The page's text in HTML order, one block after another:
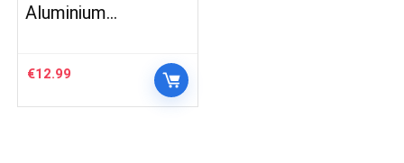
Aluminium…
€12.99